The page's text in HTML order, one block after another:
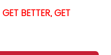
GET BETTER, GET